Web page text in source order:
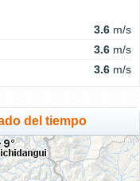
3.6 m/s
3.6 m/s
3.6 m/s
del tiempo